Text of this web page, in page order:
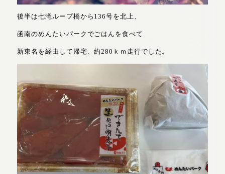
後半は七滝ループ橋から136号を北上、
函南のめんたいパークでごはんを食べて
新東名を経由して帰宅、約280ｋｍ走行でした。